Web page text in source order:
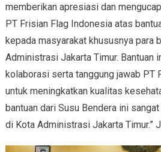
memberikan apresiasi dan
PT Frisian Flag Indonesia atas
kepada masyarakat khususnya para
Administrasi Jakarta Timur. Bantuan
kolaborasi serta tanggung jawab PT
untuk meningkatkan kualitas
bantuan dari Susu Bendera ini
di Kota Administrasi Jakarta Timur.”